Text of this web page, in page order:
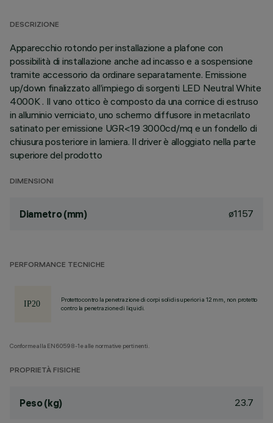
DESCRIZIONE
Apparecchio rotondo per installazione a plafone con
possibilità di installazione anche ad incasso e a sospensione
tramite accessorio da ordinare separatamente. Emissione
up/down finalizzato all’impiego di sorgenti LED Neutral White
4000K . Il vano ottico è composto da una cornice di estruso
in alluminio verniciato, uno schermo diffusore in metacrilato
satinato per emissione UGR<19 3000cd/mq e un fondello di
chiusura posteriore in lamiera. Il driver è alloggiato nella parte
superiore del prodotto
DIMENSIONI
Diametro (mm) ø1157
PERFORMANCE TECNICHE
Protetto contro la penetrazione di corpi solidi superiori a 12 mm, non protetto
contro la penetrazione di liquidi.
Conforme alla EN60598-1 e alle normative pertinenti.
PROPRIETÀ FISICHE
Peso (kg) 23.7